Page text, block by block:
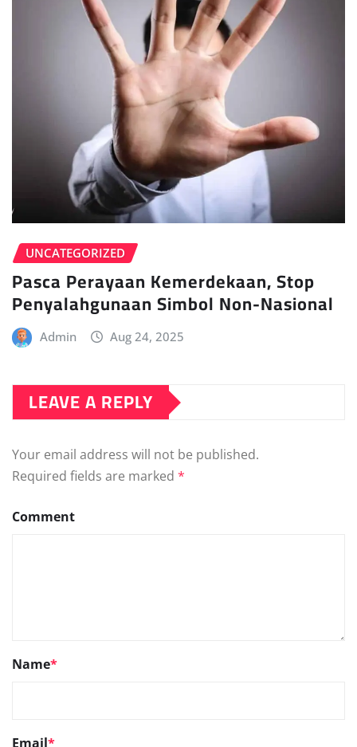
UNCATEGORIZED
Pasca Perayaan Kemerdekaan, Stop
Penyalahgunaan Simbol Non-Nasional
Admin Aug 24, 2025
LEAVE A REPLY
Your email address will not be published.
Required fields are marked *
Comment
Name*
Email*